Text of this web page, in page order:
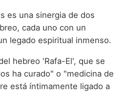
que empiezan por W
que empiezan por X
que empiezan por Y
que empiezan por Z
es una sinergia de dos
cada uno con un
legado espiritual inmenso.
hebreo 'Rafa-El', que se
ha curado" o "medicina de
está íntimamente ligado a